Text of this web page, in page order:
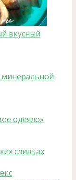
вкусный
одеяло»
сливках